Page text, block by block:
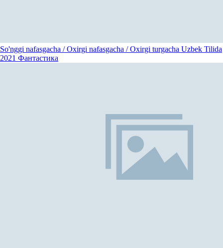
So'nggi nafasgacha / Oxirgi nafasgacha / Oxirgi turgacha Uzbek Tilida
2021 Фантастика